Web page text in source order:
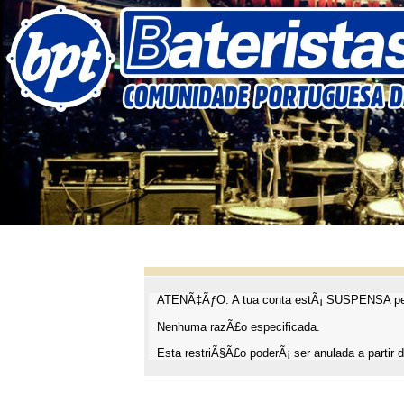
ATENÃ‡ÃƒO: A tua conta estÃ¡ SUSPENSA
Nenhuma razÃ£o especificada.
Esta restriÃ§Ã£o poderÃ¡ ser anulada a partir